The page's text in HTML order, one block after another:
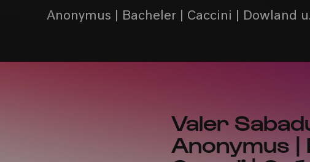
Anonymus | Bacheler | Caccini | Dowland
Valer
Anonymus |